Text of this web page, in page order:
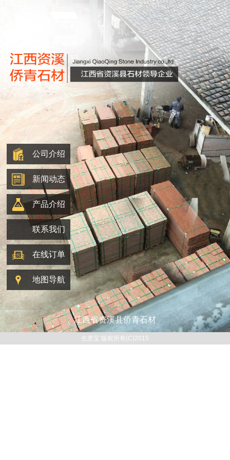
公司介绍
新闻动态
产品介绍
联系我们
在线订单
地图导航
江西省资溪县侨青石材
生意宝 版权所有(C)2015